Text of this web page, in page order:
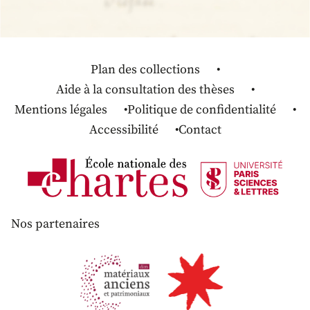
Plan des collections
Aide à la consultation des thèses
Mentions légales
Politique de confidentialité
Accessibilité
Contact
Nos partenaires